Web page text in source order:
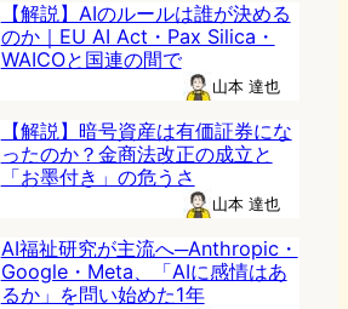
【解説】AIのルールは誰が決める
のか｜EU AI Act・Pax Silica・
WAICOと国連の間で
山本 達也
【解説】暗号資産は有価証券にな
ったのか？金商法改正の成立と
「お墨付き」の危うさ
山本 達也
AI福祉研究が主流へ─Anthropic・
Google・Meta、「AIに感情はあ
るか」を問い始めた1年